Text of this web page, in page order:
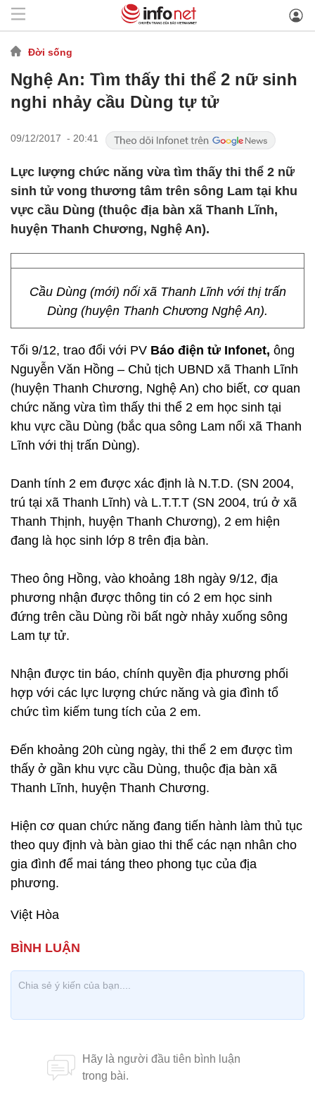
Đời sống
Nghệ An: Tìm thấy thi thể 2 nữ sinh
nghi nhảy cầu Dùng tự tử
09/12/2017 - 20:41
Lực lượng chức năng vừa tìm thấy thi thể 2 nữ
sinh tử vong thương tâm trên sông Lam tại khu
vực cầu Dùng (thuộc địa bàn xã Thanh Lĩnh,
huyện Thanh Chương, Nghệ An).
Cầu Dùng (mới) nối xã Thanh Lĩnh với thị trấn
Dùng (huyện Thanh Chương Nghệ An).
Tối 9/12, trao đổi với PV Báo điện tử Infonet, ông
Nguyễn Văn Hồng – Chủ tịch UBND xã Thanh Lĩnh
(huyện Thanh Chương, Nghệ An) cho biết, cơ quan
chức năng vừa tìm thấy thi thể 2 em học sinh tại
khu vực cầu Dùng (bắc qua sông Lam nối xã Thanh
Lĩnh với thị trấn Dùng).
Danh tính 2 em được xác định là N.T.D. (SN 2004,
trú tại xã Thanh Lĩnh) và L.T.T.T (SN 2004, trú ở xã
Thanh Thịnh, huyện Thanh Chương), 2 em hiện
đang là học sinh lớp 8 trên địa bàn.
Theo ông Hồng, vào khoảng 18h ngày 9/12, địa
phương nhận được thông tin có 2 em học sinh
đứng trên cầu Dùng rồi bất ngờ nhảy xuống sông
Lam tự tử.
Nhận được tin báo, chính quyền địa phương phối
hợp với các lực lượng chức năng và gia đình tổ
chức tìm kiếm tung tích của 2 em.
Đến khoảng 20h cùng ngày, thi thể 2 em được tìm
thấy ở gần khu vực cầu Dùng, thuộc địa bàn xã
Thanh Lĩnh, huyện Thanh Chương.
Hiện cơ quan chức năng đang tiến hành làm thủ tục
theo quy định và bàn giao thi thể các nạn nhân cho
gia đình để mai táng theo phong tục của địa
phương.
Việt Hòa